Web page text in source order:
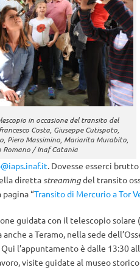
in occasione del transito del
Costa, Giuseppe Cutispoto,
Piero Massimino, Mariarita Murabito,
Romano / Inaf Catania
. Dovesse esserci
direttastreamingdel transito
“Transito di Mercurio a Tor
guidata con il telescopio
a Teramo, nella sede
l’appuntamento è dalle 13:30
visite guidate al museo